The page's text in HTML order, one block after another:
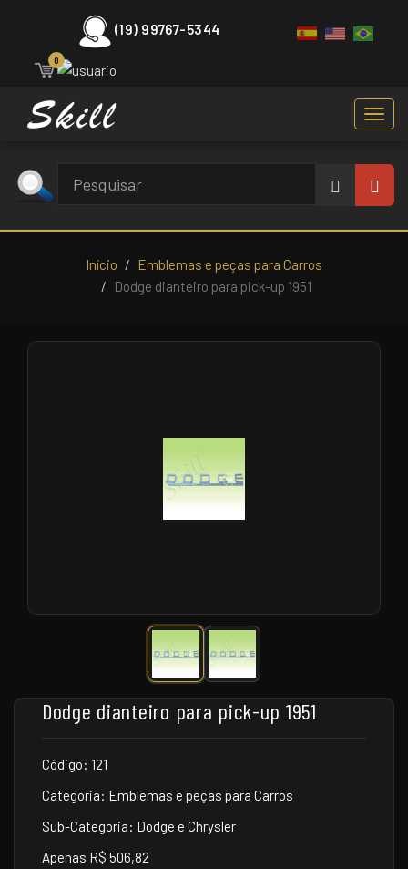
(19) 99767-5344
0
Início
Emblemas e peças para Carros
Dodge dianteiro para pick-up 1951
Dodge dianteiro para pick-up 1951
Código: 121
Categoria: Emblemas e peças para Carros
Sub-Categoria: Dodge e Chrysler
Apenas R$ 506,82